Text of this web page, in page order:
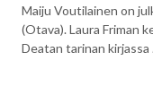
Maiju Voutilainen on
(Otava). Laura Friman
Deatan tarinan kirjassa